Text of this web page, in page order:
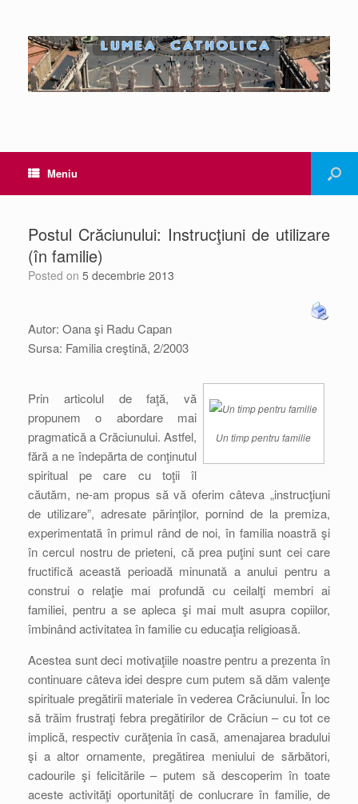
Meniu
Postul Crăciunului: Instrucţiuni de utilizare
(în familie)
Posted on 5 decembrie 2013
Autor: Oana şi Radu Capan
Sursa: Familia creştină, 2/2003
Un timp pentru familie
Prin articolul de faţă, vă
propunem o abordare mai
pragmatică a Crăciunului. Astfel,
fără a ne îndepărta de conţinutul
spiritual pe care cu toţii îl
căutăm, ne-am propus să vă oferim câteva „instrucţiuni
de utilizare”, adresate părinţilor, pornind de la premiza,
experimentată în primul rând de noi, în familia noastră şi
în cercul nostru de prieteni, că prea puţini sunt cei care
fructifică această perioadă minunată a anului pentru a
construi o relaţie mai profundă cu ceilalţi membri ai
familiei, pentru a se apleca şi mai mult asupra copiilor,
îmbinând activitatea în familie cu educaţia religioasă.
Acestea sunt deci motivaţiile noastre pentru a prezenta în
continuare câteva idei despre cum putem să dăm valenţe
spirituale pregătirii materiale în vederea Crăciunului. În loc
să trăim frustraţi febra pregătirilor de Crăciun – cu tot ce
implică, respectiv curăţenia în casă, amenajarea bradului
şi a altor ornamente, pregătirea meniului de sărbători,
cadourile şi felicitările – putem să descoperim în toate
aceste activităţi oportunităţi de conlucrare în familie, de